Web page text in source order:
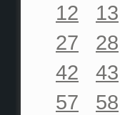
12
13
27
28
42
43
57
58